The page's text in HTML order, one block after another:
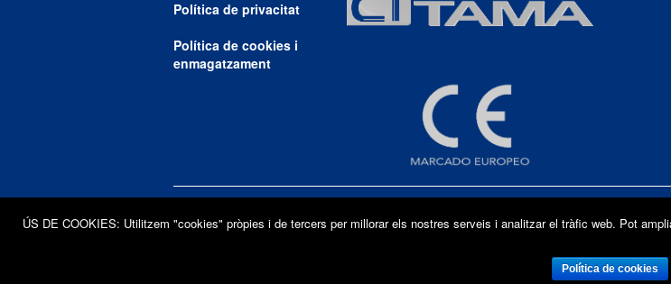
Política de privacitat
Política de cookies i
enmagatzament
08840 - Viladecans
- Fax:+34 936 302 123-
ÚS DE COOKIES: Utilitzem "cookies" pròpies i de tercers per millorar els nostres serveis i analitzar el tràfic web. Pot
Política de cookies